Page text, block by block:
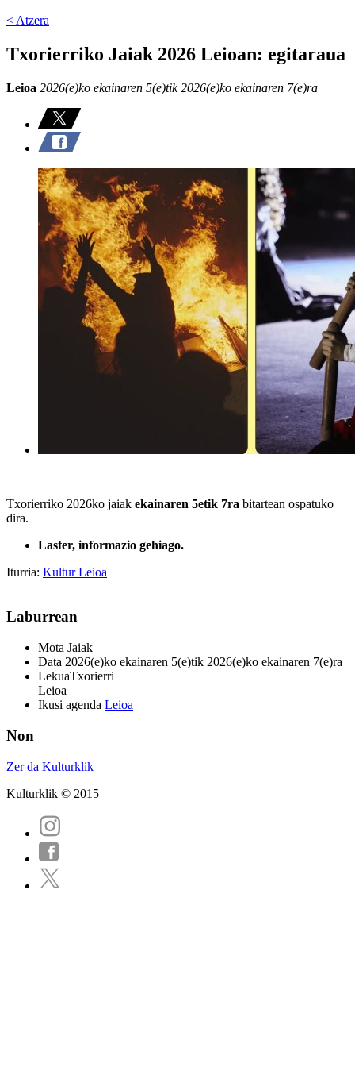
< Atzera
Txorierriko Jaiak 2026 Leioan: egitaraua
Leioa 2026(e)ko ekainaren 5(e)tik 2026(e)ko ekainaren 7(e)ra
Txorierriko 2026ko jaiak ekainaren 5etik 7ra bitartean ospatuko
dira.
Laster, informazio gehiago.
Iturria: Kultur Leioa
Laburrean
Mota Jaiak
Data 2026(e)ko ekainaren 5(e)tik 2026(e)ko ekainaren 7(e)ra
LekuaTxorierri
Leioa
Ikusi agenda Leioa
Non
Zer da Kulturklik
Kulturklik © 2015